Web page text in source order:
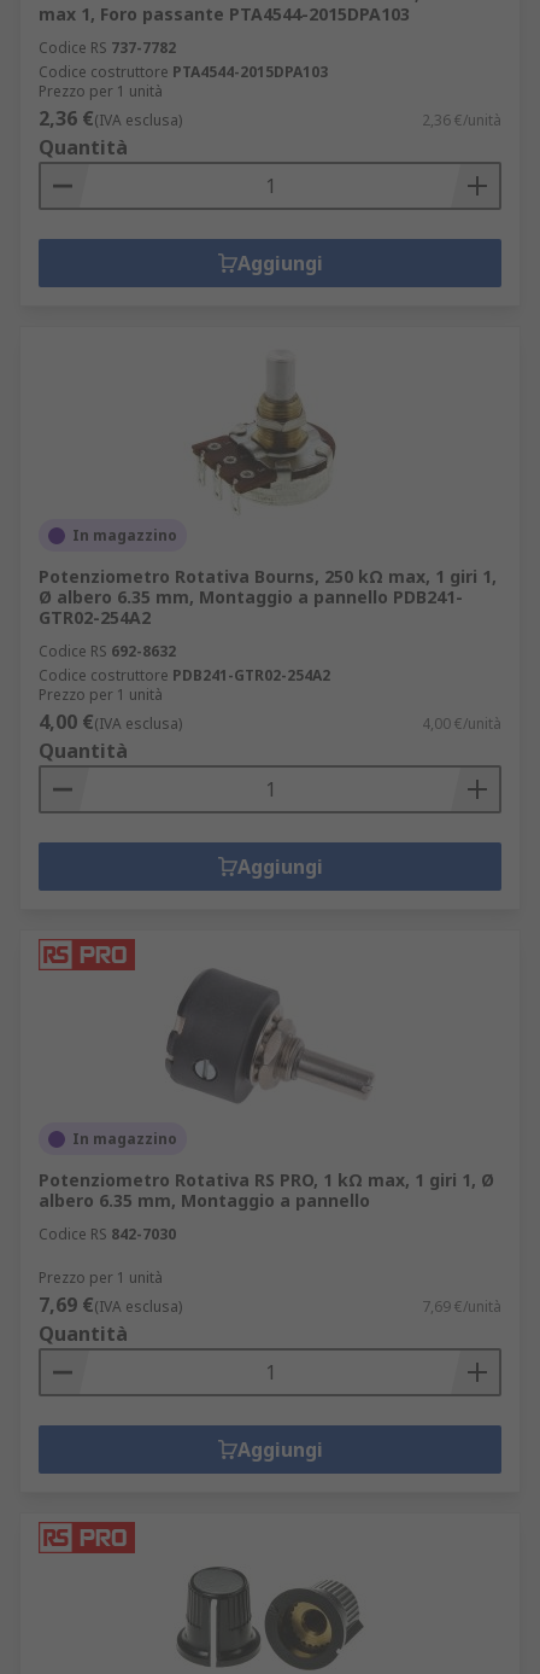
max 1, Foro passante PTA4544-2015DPA103
Codice RS 737-7782
Codice costruttore PTA4544-2015DPA103
Prezzo per 1 unità
2,36 €(IVA esclusa) 2,36 €/unità
Quantità
Aggiungi
In magazzino
Potenziometro Rotativa Bourns, 250 kΩ max, 1 giri 1,
Ø albero 6.35 mm, Montaggio a pannello PDB241-
GTR02-254A2
Codice RS 692-8632
Codice costruttore PDB241-GTR02-254A2
Prezzo per 1 unità
4,00 €(IVA esclusa) 4,00 €/unità
Quantità
Aggiungi
In magazzino
Potenziometro Rotativa RS PRO, 1 kΩ max, 1 giri 1, Ø
albero 6.35 mm, Montaggio a pannello
Codice RS 842-7030
Prezzo per 1 unità
7,69 €(IVA esclusa) 7,69 €/unità
Quantità
Aggiungi